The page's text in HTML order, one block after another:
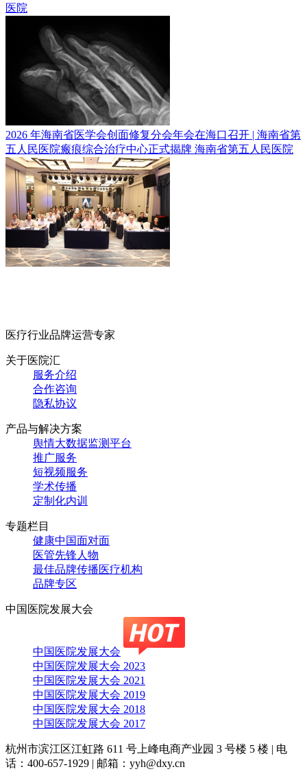
医院
2026 年海南省医学会创面修复分会年会在海口召开 | 海南省第
五人民医院瘢痕综合治疗中心正式揭牌 海南省第五人民医院
医疗行业品牌运营专家
关于医院汇
服务介绍
合作咨询
隐私协议
产品与解决方案
舆情大数据监测平台
推广服务
短视频服务
学术传播
定制化内训
专题栏目
健康中国面对面
医管先锋人物
最佳品牌传播医疗机构
品牌专区
中国医院发展大会
中国医院发展大会
中国医院发展大会 2023
中国医院发展大会 2021
中国医院发展大会 2019
中国医院发展大会 2018
中国医院发展大会 2017
杭州市滨江区江虹路 611 号上峰电商产业园 3 号楼 5 楼 | 电
话：400-657-1929 | 邮箱：yyh@dxy.cn